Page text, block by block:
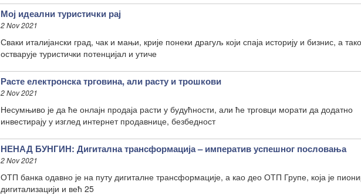
Мој идеални туристички рај
2 Nov 2021
Сваки италијански град, чак и мањи, крије понеки драгуљ који спаја историју и бизнис, а тако
остварује туристички потенцијал и утиче
Расте електронска трговина, али расту и трошкови
2 Nov 2021
Несумњиво је да ће онлајн продаја расти у будућности, али ће трговци морати да додатно
инвестирају у изглед интернет продавнице, безбедност
НЕНАД БУНГИН: Дигитална трансформација – императив успешног пословања
2 Nov 2021
ОТП банка одавно је на путу дигиталне трансформације, а као део ОТП Групе, која је
дигитализацији и већ 25